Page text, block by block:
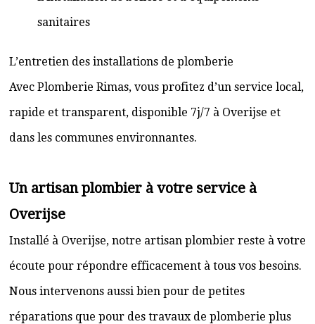
sanitaires
L’entretien des installations de plomberie
Avec Plomberie Rimas, vous profitez d’un service local,
rapide et transparent, disponible 7j/7 à Overijse et
dans les communes environnantes.
Un artisan plombier à votre service à
Overijse
Installé à Overijse, notre artisan plombier reste à votre
écoute pour répondre efficacement à tous vos besoins.
Nous intervenons aussi bien pour de petites
réparations que pour des travaux de plomberie plus